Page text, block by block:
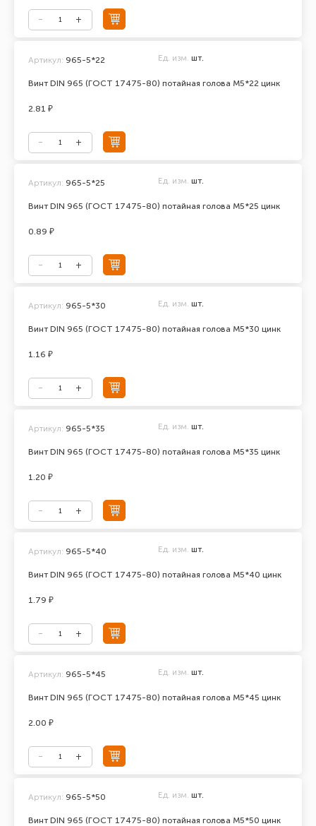
Винт DIN 965 (ГОСТ 17475-80) потайная голова М5*22 цинк
Артикул: 965-5*22 Ед. изм. шт.
2.81 ₽
Винт DIN 965 (ГОСТ 17475-80) потайная голова М5*25 цинк
Артикул: 965-5*25 Ед. изм. шт.
0.89 ₽
Винт DIN 965 (ГОСТ 17475-80) потайная голова М5*30 цинк
Артикул: 965-5*30 Ед. изм. шт.
1.16 ₽
Винт DIN 965 (ГОСТ 17475-80) потайная голова М5*35 цинк
Артикул: 965-5*35 Ед. изм. шт.
1.20 ₽
Винт DIN 965 (ГОСТ 17475-80) потайная голова М5*40 цинк
Артикул: 965-5*40 Ед. изм. шт.
1.79 ₽
Винт DIN 965 (ГОСТ 17475-80) потайная голова М5*45 цинк
Артикул: 965-5*45 Ед. изм. шт.
2.00 ₽
Винт DIN 965 (ГОСТ 17475-80) потайная голова М5*50 цинк
Артикул: 965-5*50 Ед. изм. шт.